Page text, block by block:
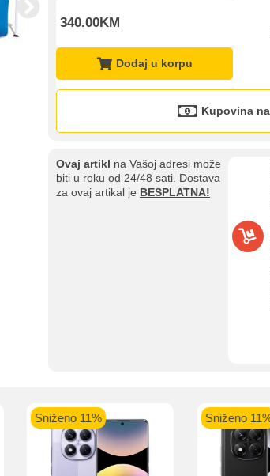
340.00KM
Dodaj u korpu
Kupovina
Ovaj artikl na Vašoj adresi može
biti u roku od 24/48 sati. Dostava
za ovaj artikal je BESPLATNA!
Sniženo 11% Sniženo
Sve je lakše kad se podijeli!
obaviti ukoliko posjedujete jednu od slikovito